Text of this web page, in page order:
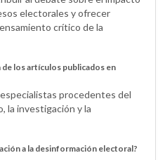
electorales y ofrecer
crítico de la
los artículos publicados en
procedentes del
la investigación y la
a la desinformación electoral?